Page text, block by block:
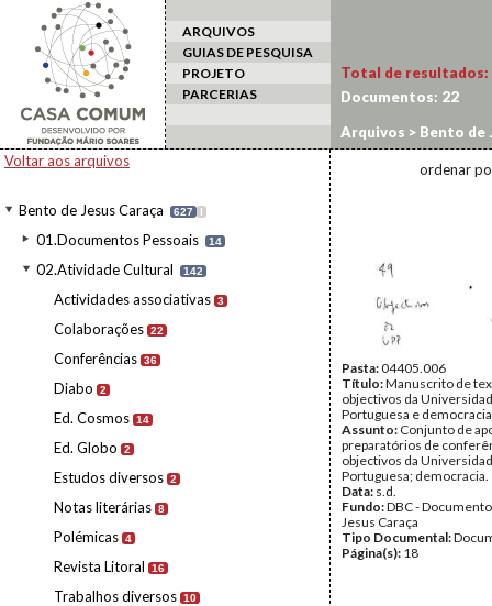
ARQUIVOS
GUIAS DE PESQUISA
PROJETO
PARCERIAS
Voltar aos arquivos
Bento de Jesus Caraça 627 I
01.Documentos Pessoais 14
02.Atividade Cultural 142
Actividades associativas 3
Colaborações 22
Conferências 36
Diabo 2
Ed. Cosmos 14
Ed. Globo 2
Estudos diversos 2
Notas literárias 8
Polémicas 4
Revista Litoral 16
Trabalhos diversos 10
Total de resultados:
Documentos: 22
Arquivos > Bento de
ordenar
Pasta:04405.006
Título:Manuscrito de
objectivos da
Portuguesa e democracia
Assunto: Conjunto de
preparatórios de
objectivos da
Portuguesa; democracia.
Data: s.d.
Fundo:DBC -
Jesus Caraça
Tipo Documental:
Página(s): 18